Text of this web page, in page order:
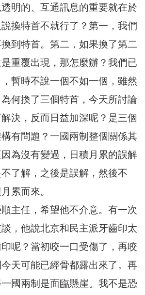
明的、互通訊息的重要就在於
換特首不就行了？第一，我們
到特首。第二，如果換了第二
重覆出現，那怎麼辦？我們已
暫時不說一個不如一個，雖然
何換了三個特首，今天所討論
決，反而日益加深呢？是三個
有問題？一國兩制整個關係其
為沒有變過，日積月累的誤解
了解，之後是誤解，然後不
累而來。
主任，希望他不介意。有一次
，他說北京和民主派牙齒印太
呢？當初咬一口受傷了，再咬
天可能已經骨都露出來了。再
國兩制是面臨懸崖。我不是恐